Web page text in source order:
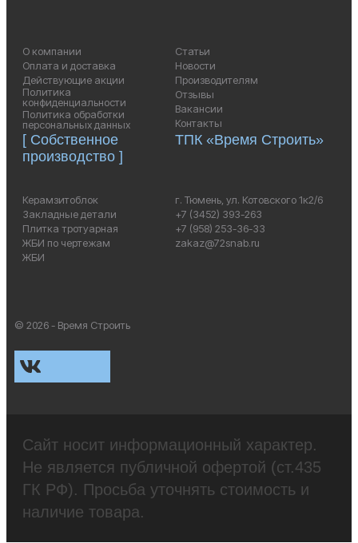
О компании
Оплата и доставка
Действующие акции
Политика
конфиденциальности
Политика обработки
персональных данных
[ Собственное
производство ]
Керамзитоблок
Закладные детали
Плитка тротуарная
ЖБИ по чертежам
ЖБИ
Статьи
Новости
Производителям
Отзывы
Вакансии
Контакты
ТПК «Время Строить»
г. Тюмень, ул. Котовского 1к2/6
+7 (3452) 393-263
+7 (958) 253-36-33
zakaz@72snab.ru
© 2026 - Время Строить
Сайт носит информационный характер.
Не является публичной офертой (ст.435
ГК РФ). Просьба уточнять стоимость и
наличие товара.